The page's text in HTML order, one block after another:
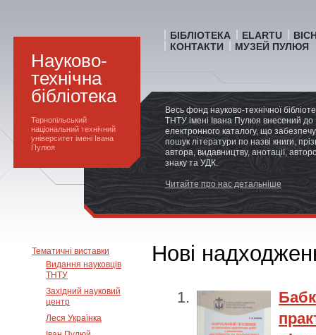
Науково-
технічна
бібліотека
Тернопільський
національний технічний
університет імені Івана
Пулюя
БІБЛІОТЕКА ELARTU
КОНТАКТИ
МУЗЕЙ ПУЛЮЯ
Весь фонд науково-технічної
ТНТУ імені Івана Пулюя внесений до
електронного каталогу, що
пошук літератури по назві книги,
автора, видавництву, анотації,
знаку та УДК.
Читайте про нас детальніше
Тематичні виставки
Видання науковців
ТНТУ
Західний науковий
центр
Леся Українка
Нові